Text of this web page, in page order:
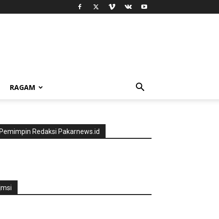
RAGAM
Pemimpin Redaksi Pakarnews.id